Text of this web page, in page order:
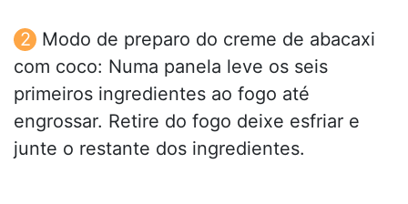
Modo de preparo do creme de abacaxi
com coco: Numa panela leve os seis
primeiros ingredientes ao fogo até
engrossar. Retire do fogo deixe esfriar e
junte o restante dos ingredientes.